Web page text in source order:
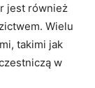
jest również
Wielu
takimi jak
w